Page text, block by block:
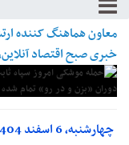
خبری صبح اقتصاد
چهارشنبه، 6 اسفند 1404